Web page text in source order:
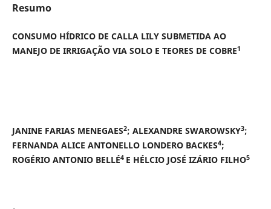
Resumo
CONSUMO HÍDRICO DE CALLA LILY SUBMETIDA AO
MANEJO DE IRRIGAÇÃO VIA SOLO E TEORES DE COBRE1
JANINE FARIAS MENEGAES2; ALEXANDRE SWAROWSKY3;
FERNANDA ALICE ANTONELLO LONDERO BACKES4;
ROGÉRIO ANTONIO BELLÉ4 E HÉLCIO JOSÉ IZÁRIO FILHO5